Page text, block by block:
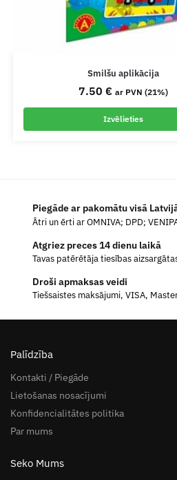
Smilšu aplikācija
7.50 € ar PVN (21%)
Izvēlieties
Piegāde ar pakomātu visā
Ātri un ērti ar OMNIVA; DPD;
Atgriez preces 14 dienu laikā
Tavas patērētāja tiesības
Droši apmaksas veidi
Tiešsaistes maksājumi, VISA,
Palīdzība
Kontakti / Piegāde
Lietošanas nosacījumi
Konfidencialitātes politika
Par mums
Seko Mums